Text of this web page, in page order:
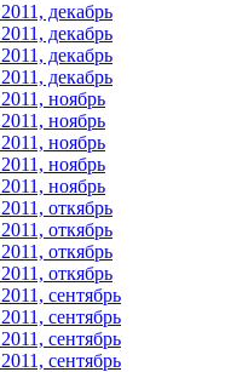
декабрь
декабрь
декабрь
декабрь
ноябрь
ноябрь
ноябрь
ноябрь
ноябрь
откябрь
откябрь
откябрь
откябрь
сентябрь
сентябрь
сентябрь
сентябрь